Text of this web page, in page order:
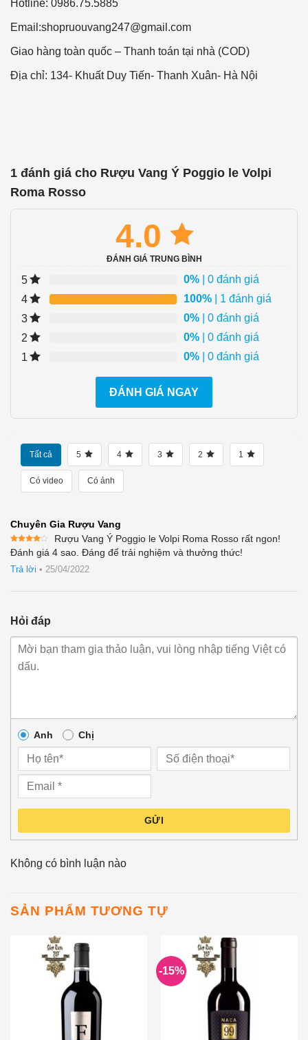
Hotline: 0986.75.5885
Email:shopruouvang247@gmail.com
Giao hàng toàn quốc – Thanh toán tại nhà (COD)
Địa chỉ: 134- Khuất Duy Tiến- Thanh Xuân- Hà Nội
1 đánh giá cho Rượu Vang Ý Poggio le Volpi
Roma Rosso
4.0
ĐÁNH GIÁ TRUNG BÌNH
5 0% | 0 đánh giá
4
100% | 1 đánh giá
3
0% | 0 đánh giá
2
0% | 0 đánh giá
1
0% | 0 đánh giá
ĐÁNH GIÁ NGAY
Tất cả 5 4 3 2 1
Có video Có ảnh
Chuyên Gia Rượu Vang
Được
xếp
hạng4
5 sao
Rượu Vang Ý Poggio le Volpi Roma Rosso rất ngon!
Đánh giá 4 sao. Đáng để trải nghiệm và thưởng thức!
Trả lời • 25/04/2022
Hỏi đáp
Anh Chị
GỬI
Không có bình luận nào
SẢN PHẨM TƯƠNG TỰ
-15%